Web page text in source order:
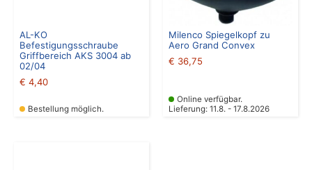
AL-KO
Befestigungsschraube
Griffbereich AKS 3004 ab
02/04
€ 4,40
Bestellung möglich.
Milenco Spiegelkopf zu
Aero Grand Convex
€ 36,75
Online verfügbar.
Lieferung: 11.8. - 17.8.2026